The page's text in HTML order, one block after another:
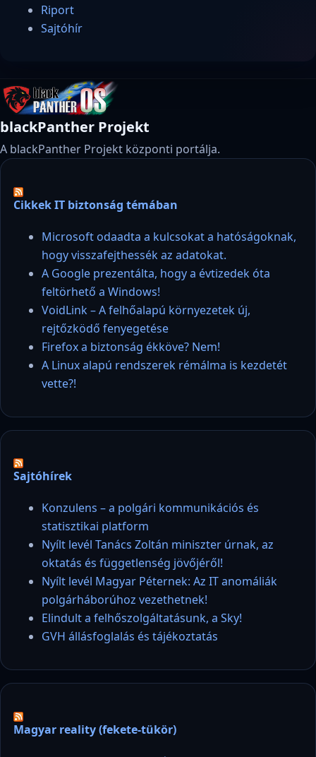
Riport
Sajtóhír
blackPanther Projekt
A blackPanther Projekt központi portálja.
Cikkek IT biztonság témában
Microsoft odaadta a kulcsokat a hatóságoknak,
hogy visszafejthessék az adatokat.
A Google prezentálta, hogy a évtizedek óta
feltörhető a Windows!
VoidLink – A felhőalapú környezetek új,
rejtőzködő fenyegetése
Firefox a biztonság ékköve? Nem!
A Linux alapú rendszerek rémálma is kezdetét
vette?!
Sajtóhírek
Konzulens – a polgári kommunikációs és
statisztikai platform
Nyílt levél Tanács Zoltán miniszter úrnak, az
oktatás és függetlenség jövőjéről!
Nyílt levél Magyar Péternek: Az IT anomáliák
polgárháborúhoz vezethetnek!
Elindult a felhőszolgáltatásunk, a Sky!
GVH állásfoglalás és tájékoztatás
Magyar reality (fekete-tükör)